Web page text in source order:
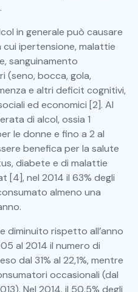
.
in generale può causare
ipertensione, malattie
sanguinamento
(seno, bocca, gola,
e altri deficit cognitivi,
ed economici [2]. Al
di alcol, ossia 1
le donne e fino a 2 al
benefica per la salute
diabete e di malattie
[4], nel 2014 il 63% degli
almeno una
diminuito rispetto all’anno
al 2014 il numero di
dal 31% al 22,1%, mentre
occasionali (dal
Nel 2014, il 50,5% degli